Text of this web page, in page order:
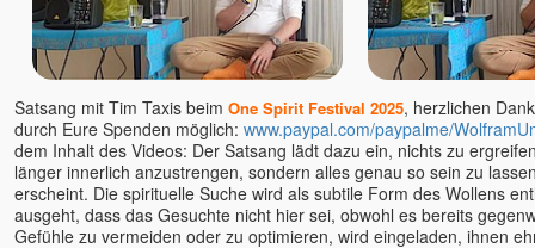
Satsang mit Tim Taxis beim One Spirit Festival 2025, herzlichen
durch Eure Spenden möglich: www.paypal.com/paypalme/
dem Inhalt des Videos: Der Satsang lädt dazu ein, nichts zu
länger innerlich anzustrengen, sondern alles genau so sein zu
erscheint. Die spirituelle Suche wird als subtile Form des Wollens
ausgeht, dass das Gesuchte nicht hier sei, obwohl es bereits
Gefühle zu vermeiden oder zu optimieren, wird eingeladen, ihnen